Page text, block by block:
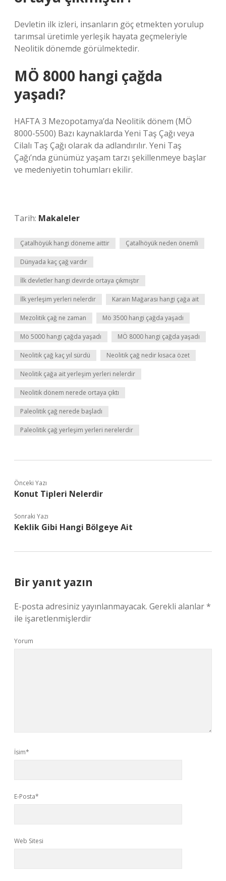
Devletin ilk izleri, insanların göç etmekten yorulup
tarımsal üretimle yerleşik hayata geçmeleriyle
Neolitik dönemde görülmektedir.
MÖ 8000 hangi çağda
yaşadı?
HAFTA 3 Mezopotamya’da Neolitik dönem (MÖ
8000-5500) Bazı kaynaklarda Yeni Taş Çağı veya
Cilalı Taş Çağı olarak da adlandırılır. Yeni Taş
Çağı’nda günümüz yaşam tarzı şekillenmeye başlar
ve medeniyetin tohumları ekilir.
Tarih: Makaleler
Çatalhöyük hangi döneme aittir Çatalhöyük neden önemli
Dünyada kaç çağ vardır
İlk devletler hangi devirde ortaya çıkmıştır
İlk yerleşim yerleri nelerdir Karain Mağarası hangi çağa ait
Mezolitik çağ ne zaman Mö 3500 hangi çağda yaşadı
Mö 5000 hangi çağda yaşadı MÖ 8000 hangi çağda yaşadı
Neolitik çağ kaç yıl sürdü Neolitik çağ nedir kısaca özet
Neolitik çağa ait yerleşim yerleri nelerdir
Neolitik dönem nerede ortaya çıktı
Paleolitik çağ nerede başladı
Paleolitik çağ yerleşim yerleri nerelerdir
Önceki Yazı
Konut Tipleri Nelerdir
Sonraki Yazı
Keklik Gibi Hangi Bölgeye Ait
Bir yanıt yazın
E-posta adresiniz yayınlanmayacak. Gerekli alanlar*
ile işaretlenmişlerdir
Yorum
İsim*
E-Posta*
Web Sitesi